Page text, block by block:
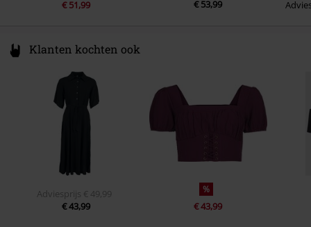
€ 51,99 € 53,99
Klanten kochten ook
Adviesprijs
€ 49,99
€ 43,99
%
€ 43,99